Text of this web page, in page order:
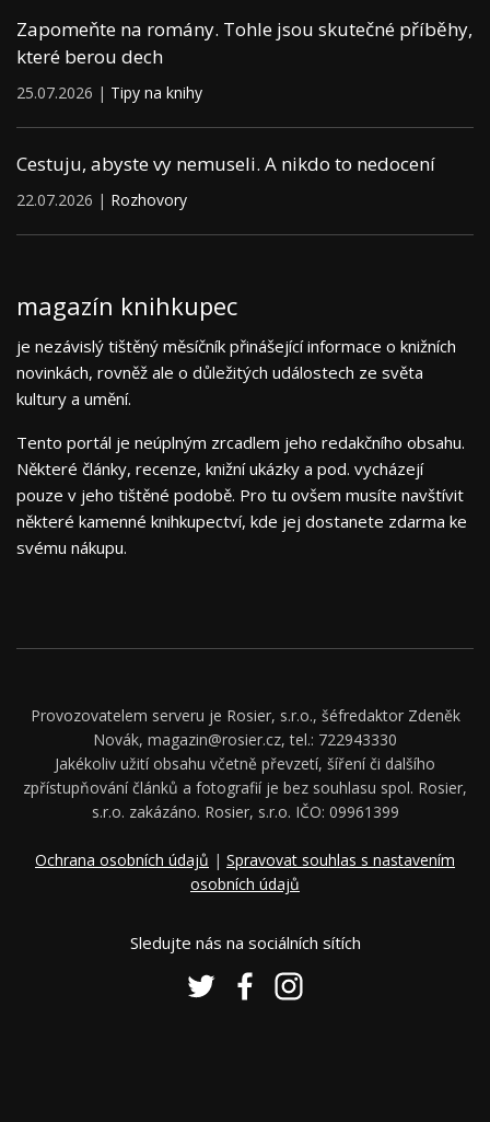
Zapomeňte na romány. Tohle jsou skutečné příběhy,
které berou dech
25.07.2026 | Tipy na knihy
Cestuju, abyste vy nemuseli. A nikdo to nedocení
22.07.2026 | Rozhovory
magazín knihkupec
je nezávislý tištěný měsíčník přinášející informace o knižních
novinkách, rovněž ale o důležitých událostech ze světa
kultury a umění.
Tento portál je neúplným zrcadlem jeho redakčního obsahu.
Některé články, recenze, knižní ukázky a pod. vycházejí
pouze v jeho tištěné podobě. Pro tu ovšem musíte navštívit
některé kamenné knihkupectví, kde jej dostanete zdarma ke
svému nákupu.
Provozovatelem serveru je Rosier, s.r.o., šéfredaktor Zdeněk
Novák, magazin@rosier.cz, tel.: 722943330
Jakékoliv užití obsahu včetně převzetí, šíření či dalšího
zpřístupňování článků a fotografií je bez souhlasu spol. Rosier,
s.r.o. zakázáno. Rosier, s.r.o. IČO: 09961399
Ochrana osobních údajů | Spravovat souhlas s nastavením
osobních údajů
Sledujte nás na sociálních sítích